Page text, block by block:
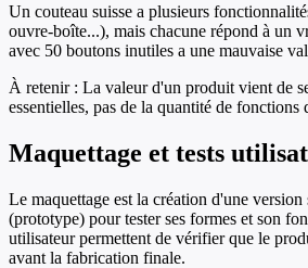
Un couteau suisse a plusieurs
ouvre-boîte...), mais chacune répond à un
avec 50 boutons inutiles a une mauvaise
À retenir : La valeur d'un produit vient de
essentielles, pas de la quantité de fonctions
Maquettage et tests
Le maquettage est la création d'une
(prototype) pour tester ses formes et son
utilisateur permettent de vérifier que le
avant la fabrication finale.